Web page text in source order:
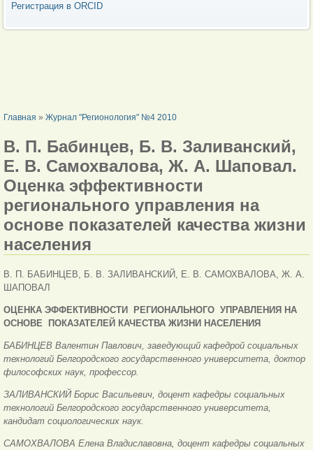
Регистрация в ORCID
ВЫ ЗДЕСЬ
Главная » Журнал "Регионология" №4 2010
В. П. Бабинцев, Б. В. Заливанский,
Е. В. Самохвалова, Ж. А. Шаповал.
Оценка эффективности
регионального управления на
основе показателей качества жизни
населения
В. П. БАБИНЦЕВ, Б. В. ЗАЛИВАНСКИЙ, Е. В. САМОХВАЛОВА, Ж. А.
ШАПОВАЛ
ОЦЕНКА ЭФФЕКТИВНОСТИ РЕГИОНАЛЬНОГО УПРАВЛЕНИЯ НА
ОСНОВЕ
ПОКАЗАТЕЛЕЙ КАЧЕСТВА ЖИЗНИ НАСЕЛЕНИЯ
БАБИНЦЕВ Валентин Павлович, заведующий кафедрой социальных
технологий Белгородского государственного университета, доктор
философских наук, профессор.
ЗАЛИВАНСКИЙ Борис Васильевич, доцент кафедры социальных
технологий Белгородского государственного университета,
кандидат социологических наук.
САМОХВАЛОВА Елена Владиславовна, доцент кафедры социальных